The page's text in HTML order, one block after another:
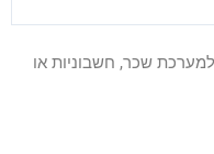
למערכת שכר, חשבוניות או